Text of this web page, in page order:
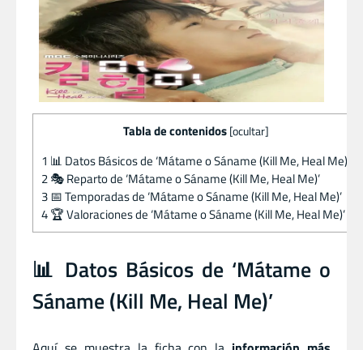
Tabla de contenidos [ocultar]
1 📊 Datos Básicos de ‘Mátame o Sáname (Kill Me, Heal Me)’
2🎭 Reparto de ‘Mátame o Sáname (Kill Me, Heal Me)’
3📅 Temporadas de ‘Mátame o Sáname (Kill Me, Heal Me)’
4🏆 Valoraciones de ‘Mátame o Sáname (Kill Me, Heal Me)’
📊 Datos Básicos de ‘Mátame o
Sáname (Kill Me, Heal Me)’